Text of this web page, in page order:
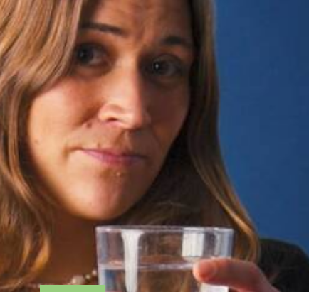
Skriv under (hjørring)
Fornavn
Efternavn
Danmarks Naturfredningsforening må
gerne kontakte mig med nyt om sagen
samt fremtidige underskriftindsamlinger
Sund Limfjord
Fornavn
Efternavn
Email
Telefon
Danmarks Naturfredningsforening må gerne kontakte
mig med nyt om sagen samt fremtidige
Storken tilbage til Kolding
Fornavn
Efternavn
Telefon
Danmarks Naturfredningsforening må gerne
kontakte mig med nyt om sagen samt
fremtidige underskriftindsamlinger og andre